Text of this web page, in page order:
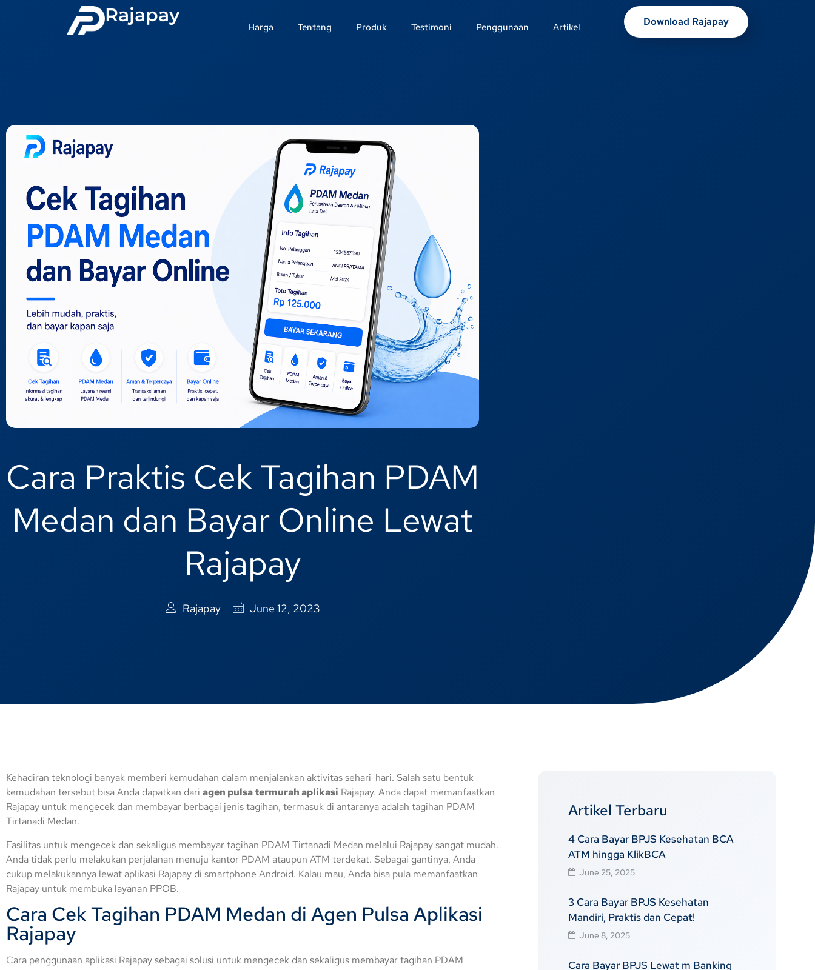
Rajapay
Harga Tentang Produk Testimoni Penggunaan Artikel Download Rajapay
Cara Praktis Cek Tagihan PDAM
Medan dan Bayar Online Lewat
Rajapay
Rajapay June 12, 2023
Kehadiran teknologi banyak memberi kemudahan dalam menjalankan aktivitas sehari-hari. Salah satu bentuk
kemudahan tersebut bisa Anda dapatkan dari agen pulsa termurah aplikasi Rajapay. Anda dapat memanfaatkan
Rajapay untuk mengecek dan membayar berbagai jenis tagihan, termasuk di antaranya adalah tagihan PDAM
Tirtanadi Medan.
Fasilitas untuk mengecek dan sekaligus membayar tagihan PDAM Tirtanadi Medan melalui Rajapay sangat mudah.
Anda tidak perlu melakukan perjalanan menuju kantor PDAM ataupun ATM terdekat. Sebagai gantinya, Anda
cukup melakukannya lewat aplikasi Rajapay di smartphone Android. Kalau mau, Anda bisa pula memanfaatkan
Rajapay untuk membuka layanan PPOB.
Cara Cek Tagihan PDAM Medan di Agen Pulsa Aplikasi
Rajapay
Cara penggunaan aplikasi Rajapay sebagai solusi untuk mengecek dan sekaligus membayar tagihan PDAM
Artikel Terbaru
4 Cara Bayar BPJS Kesehatan BCA
ATM hingga KlikBCA
June 25, 2025
3 Cara Bayar BPJS Kesehatan
Mandiri, Praktis dan Cepat!
June 8, 2025
Cara Bayar BPJS Lewat m Banking